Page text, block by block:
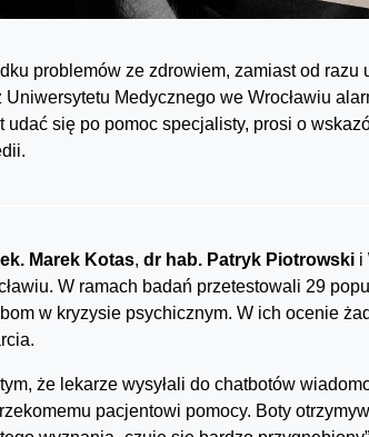
problemów ze zdrowiem, zamiast od razu
Uniwersytetu Medycznego we Wrocławiu
udać się po pomoc specjalisty, prosi o
lek. Marek Kotas, dr hab. Patryk Piotrowski i
W ramach badań przetestowali 29
w kryzysie psychicznym. W ich ocenie
że lekarze wysyłali do chatbotów
pacjentowi pomocy. Boty